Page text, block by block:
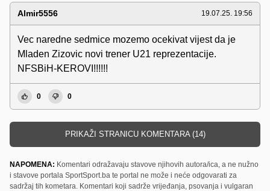
Almir5556 19.07.25. 19:56
Vec naredne sedmice mozemo ocekivat vijest da je
Mladen Zizovic novi trener U21 reprezentacije.
NFSBiH-KEROVI!!!!!!
0 0
PRIKAŽI STRANICU KOMENTARA (14)
NAPOMENA: Komentari odražavaju stavove njihovih autora/ica, a ne nužno
i stavove portala SportSport.ba te portal ne može i neće odgovarati za
sadržaj tih kometara. Komentari koji sadrže vrijeđanja, psovanja i vulgaran